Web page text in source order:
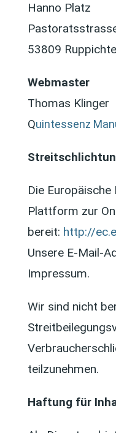
Hanno Platz
53809
Webmaster
Thomas Klinger
Quintessenz
Die
Plattform zur
bereit: http://
Unsere E-Mail-
Impressum.
Wir sind nicht
teilzunehmen.
Haftung für